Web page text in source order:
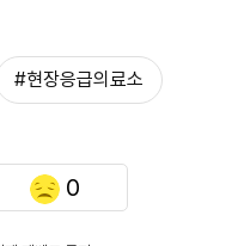
#현장응급의료소
0